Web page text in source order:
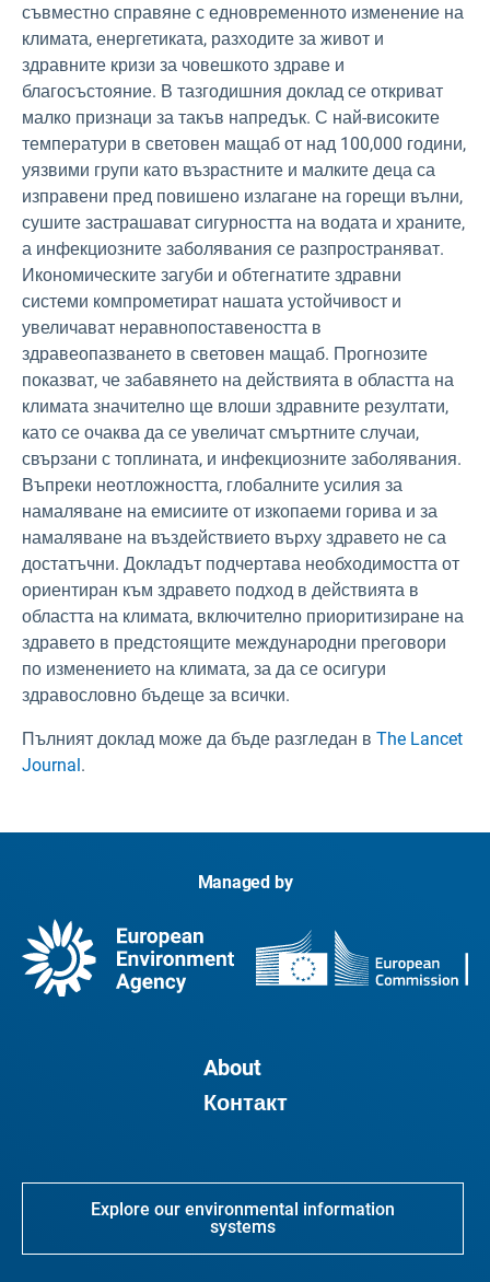
съвместно справяне с едновременното изменение на
климата, енергетиката, разходите за живот и
здравните кризи за човешкото здраве и
благосъстояние. В тазгодишния доклад се откриват
малко признаци за такъв напредък. С най-високите
температури в световен мащаб от над 100,000 години,
уязвими групи като възрастните и малките деца са
изправени пред повишено излагане на горещи вълни,
сушите застрашават сигурността на водата и храните,
а инфекциозните заболявания се разпространяват.
Икономическите загуби и обтегнатите здравни
системи компрометират нашата устойчивост и
увеличават неравнопоставеността в
здравеопазването в световен мащаб. Прогнозите
показват, че забавянето на действията в областта на
климата значително ще влоши здравните резултати,
като се очаква да се увеличат смъртните случаи,
свързани с топлината, и инфекциозните заболявания.
Въпреки неотложността, глобалните усилия за
намаляване на емисиите от изкопаеми горива и за
намаляване на въздействието върху здравето не са
достатъчни. Докладът подчертава необходимостта от
ориентиран към здравето подход в действията в
областта на климата, включително приоритизиране на
здравето в предстоящите международни преговори
по изменението на климата, за да се осигури
здравословно бъдеще за всички.
Пълният доклад може да бъде разгледан в The Lancet
Journal.
Managed by
About
Контакт
Explore our environmental information
systems